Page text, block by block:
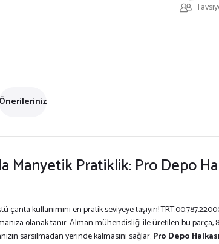
Önerileriniz
Manyetik Pratiklik: Pro Depo
çanta kullanımını en pratik seviyeye taşıyın!
olanak tanır. Alman mühendisliği ile üretilen bu
sarsılmadan yerinde kalmasını sağlar.Pro Depo